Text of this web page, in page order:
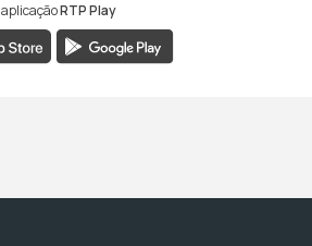
África
África
RTP Play